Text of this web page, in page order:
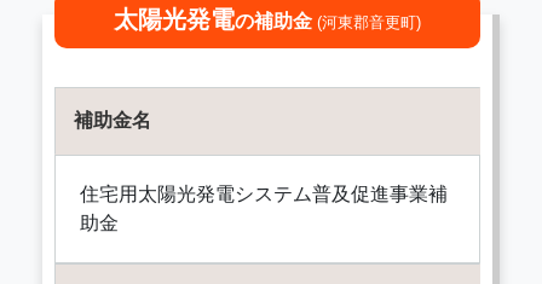
太陽光発電の補助金 (河東郡音更町)
補助金名
住宅用太陽光発電システム普及促進事業補
助金